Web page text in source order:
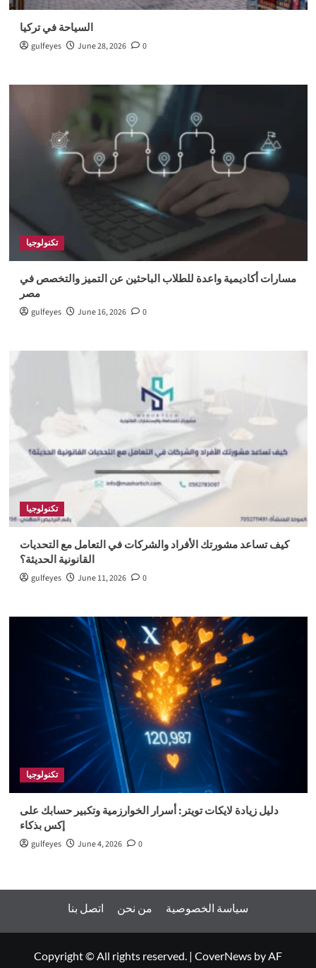
السياحة في تركيا
gulfeyes June 28, 2026 0
تكنولوجيا
مسارات أكاديمية واعدة للطلاب الباحثين عن التميز والتخصص في
مصر
gulfeyes June 16, 2026 0
تكنولوجيا
كيف تساعد مشورتك الأفراد والشركات في التعامل مع التحديات
القانونية الحديثة؟
gulfeyes June 11, 2026 0
تكنولوجيا
دليل زيادة لايكات تويتر: أسرار الخوارزمية وتكبير حسابك على
إكس بذكاء
gulfeyes June 4, 2026 0
اتصل بنا من نحن سياسة الخصوصية
Copyright © All rights reserved. | CoverNews by AF